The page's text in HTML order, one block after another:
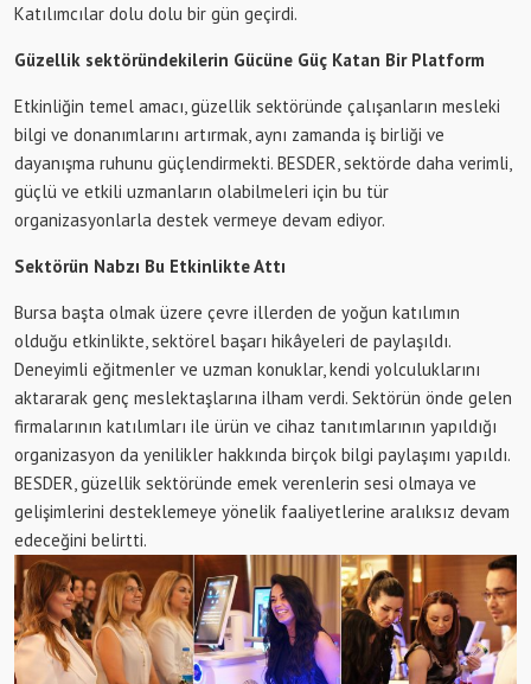
Katılımcılar dolu dolu bir gün geçirdi.
Güzellik sektöründekilerin Gücüne Güç Katan Bir Platform
Etkinliğin temel amacı, güzellik sektöründe çalışanların mesleki
bilgi ve donanımlarını artırmak, aynı zamanda iş birliği ve
dayanışma ruhunu güçlendirmekti. BESDER, sektörde daha verimli,
güçlü ve etkili uzmanların olabilmeleri için bu tür
organizasyonlarla destek vermeye devam ediyor.
Sektörün Nabzı Bu Etkinlikte Attı
Bursa başta olmak üzere çevre illerden de yoğun katılımın
olduğu etkinlikte, sektörel başarı hikâyeleri de paylaşıldı.
Deneyimli eğitmenler ve uzman konuklar, kendi yolculuklarını
aktararak genç meslektaşlarına ilham verdi. Sektörün önde gelen
firmalarının katılımları ile ürün ve cihaz tanıtımlarının yapıldığı
organizasyon da yenilikler hakkında birçok bilgi paylaşımı yapıldı.
BESDER, güzellik sektöründe emek verenlerin sesi olmaya ve
gelişimlerini desteklemeye yönelik faaliyetlerine aralıksız devam
edeceğini belirtti.